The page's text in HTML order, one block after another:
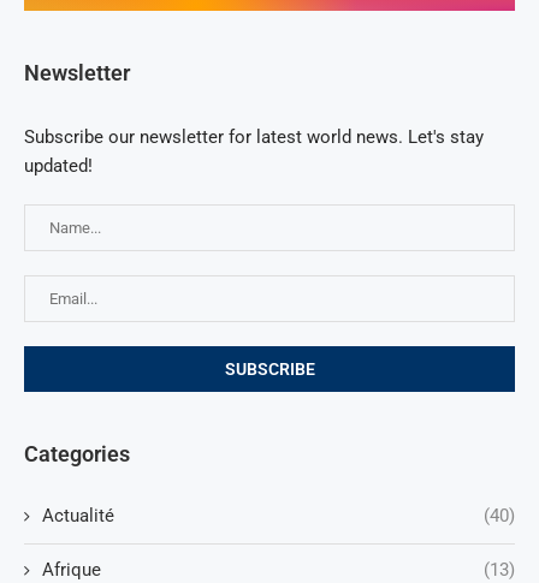
Newsletter
Subscribe our newsletter for latest world news. Let's stay
updated!
Categories
Actualité (40)
Afrique (13)